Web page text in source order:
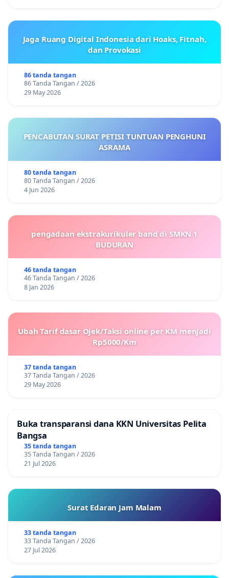
Jaga Ruang Digital Indonesia dari Hoaks, Fitnah,
dan Provokasi
86 tanda tangan
86 Tanda Tangan / 2026
29 May 2026
PENCABUTAN SURAT PETISI TUNTUAN PENGHUNI
ASRAMA
80 tanda tangan
80 Tanda Tangan / 2026
4 Jun 2026
pengadaan ekstrakurikuler band di SMKN 1
BUDURAN
46 tanda tangan
46 Tanda Tangan / 2026
8 Jan 2026
Ubah Tarif dasar Ojek/Taksi online per KM menjadi
Rp5000/Km
37 tanda tangan
37 Tanda Tangan / 2026
29 May 2026
Buka transparansi dana KKN Universitas Pelita
Bangsa
35 tanda tangan
35 Tanda Tangan / 2026
21 Jul 2026
Surat Edaran Jam Malam
33 tanda tangan
33 Tanda Tangan / 2026
27 Jul 2026